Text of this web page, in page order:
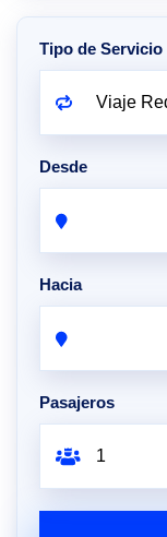
Tipo de Servicio
Desde
Hacia
Pasajeros